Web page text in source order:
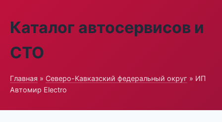
Каталог автосервисов и
СТО
Главная » Северо-Кавказский федеральный округ » ИП
Автомир Electro